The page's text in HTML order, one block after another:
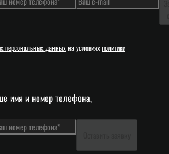
персональных данныхна условияхполитики
имя и номер телефона,